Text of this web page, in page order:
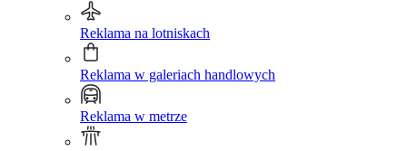
Reklama na lotniskach
Reklama w galeriach handlowych
Reklama w metrze